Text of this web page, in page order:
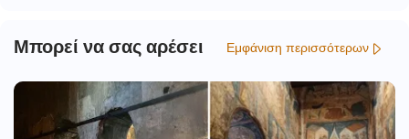
Μπορεί να σας αρέσει Εμφάνιση περισσότερων